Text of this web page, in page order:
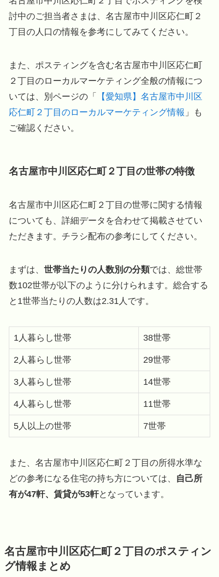
討中のご担当者さまは、名古屋市中川区応仁町２
丁目の人口の情報を参考にしてみてください。
また、ポスティングを含む名古屋市中川区応仁町
２丁目のローカルマーケティング全般の情報につ
いては、別ページの「
【愛知県】名古屋市中川区
応仁町２丁目のローカルマーケティング情報 」も
ご確認ください。
名古屋市中川区応仁町２丁目の世帯の特徴
名古屋市中川区応仁町２丁目の世帯に関する情報
についても、詳細データを合わせて掲載させてい
ただきます。チラシ配布の参考にしてください。
まずは、 世帯当たりの人数別の分類では、総世帯
数102世帯が以下のように分けられます。総合する
と1世帯当たりの人数は2.31人です。
1人暮らし世帯 38世帯
2人暮らし世帯 29世帯
3人暮らし世帯 14世帯
4人暮らし世帯 11世帯
5人以上の世帯 7世帯
また、名古屋市中川区応仁町２丁目の所得水準な
どの参考になる住宅の持ち方については、
自己所
有が47軒、賃貸が53軒となっています。
名古屋市中川区応仁町２丁目のポスティン
グ情報まとめ